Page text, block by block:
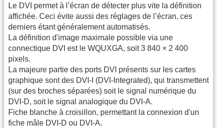
Le DVI permet à l’écran de détecter plus vite la définition
affichée. Ceci évite aussi des réglages de l’écran, ces
derniers étant généralement automatisés.
La définition d'image maximale possible via une
connectique DVI est le WQUXGA, soit 3 840 × 2 400
pixels.
La majeure partie des ports DVI présents sur les cartes
graphique sont des DVI-I (DVI-Integrated), qui transmettent
(sur des broches séparées) soit le signal numérique du
DVI-D, soit le signal analogique du DVI-A.
Fiche blanche à croisillon, permettant la connexion d'un
fiche mâle DVI-D ou DVI-A.